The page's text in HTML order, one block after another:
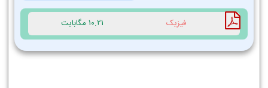
فیزیک 10.21 مگابایت